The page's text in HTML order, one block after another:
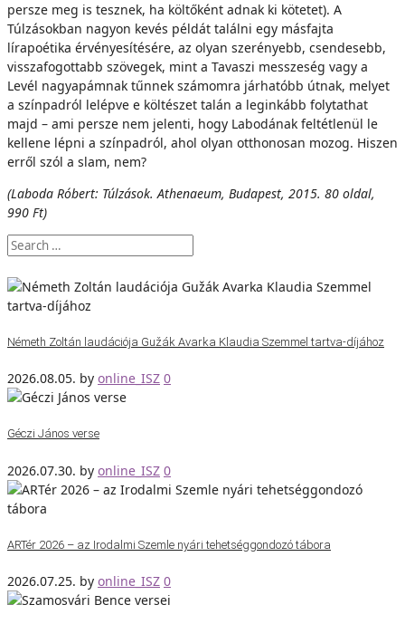
persze meg is tesznek, ha költőként adnak ki kötetet). A
Túlzásokban nagyon kevés példát találni egy másfajta
lírapoétika érvényesítésére, az olyan szerényebb, csendesebb,
visszafogottabb szövegek, mint a Tavaszi messzeség vagy a
Levél nagyapámnak tűnnek számomra járhatóbb útnak, melyet
a színpadról lelépve e költészet talán a leginkább folytathat
majd – ami persze nem jelenti, hogy Labodának feltétlenül le
kellene lépni a színpadról, ahol olyan otthonosan mozog. Hiszen
erről szól a slam, nem?
(Laboda Róbert: Túlzások. Athenaeum, Budapest, 2015. 80 oldal,
990 Ft)
Németh Zoltán laudációja Gužák Avarka Klaudia Szemmel tartva-díjához
2026.08.05. by online_ISZ 0
Géczi János verse
2026.07.30. by online_ISZ 0
ARTér 2026 – az Irodalmi Szemle nyári tehetséggondozó tábora
2026.07.25. by online_ISZ 0